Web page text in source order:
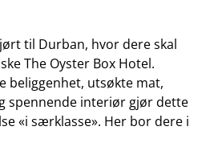
til Durban, hvor dere skal
The Oyster Box Hotel.
beliggenhet, utsøkte mat,
spennende interiør gjør dette
«i særklasse». Her bor dere i